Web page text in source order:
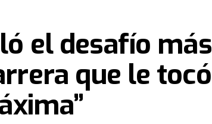
el desafío más
que le tocó